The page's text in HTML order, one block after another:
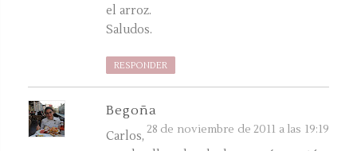
el arroz.
Saludos.
RESPONDER
Begoña
28 de noviembre de 2011 a las 19:19
Carlos,